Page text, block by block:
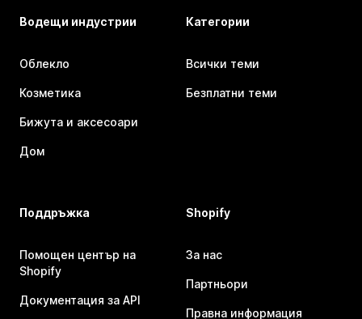
Водещи индустрии
Облекло
Козметика
Бижута и аксесоари
Дом
Категории
Всички теми
Безплатни теми
Поддръжка
Помощен център на
Shopify
Документация за API
Shopify
За нас
Партньори
Правна информация